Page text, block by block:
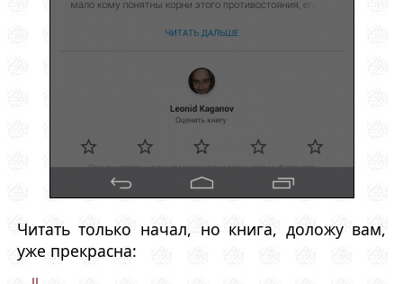
Читать только начал, но книга, доложу вам,
уже прекрасна: